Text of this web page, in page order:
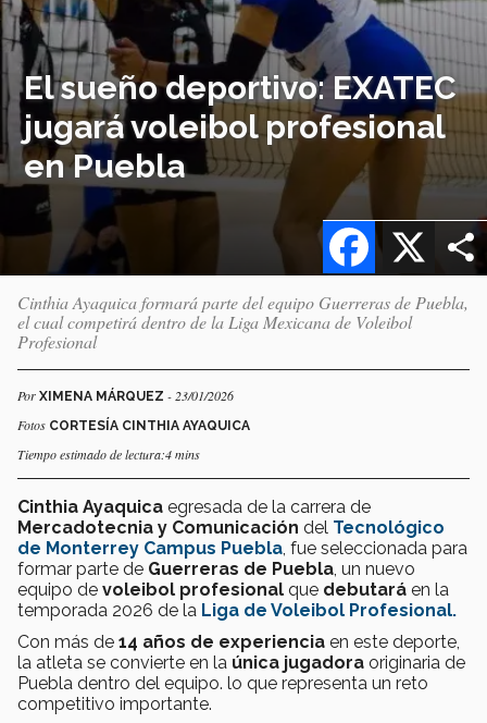
El sueño deportivo: EXATEC
jugará voleibol profesional
en Puebla
X
Facebook
Cinthia Ayaquica formará parte del equipo Guerreras de Puebla,
el cual competirá dentro de la Liga Mexicana de Voleibol
Profesional
Por XIMENA MÁRQUEZ - 23/01/2026
Fotos CORTESÍA CINTHIA AYAQUICA
Tiempo estimado de lectura:4 mins
Cinthia Ayaquica egresada de la carrera de
Mercadotecnia y Comunicación del Tecnológico
de Monterrey Campus Puebla , fue seleccionada para
formar parte de Guerreras de Puebla , un nuevo
equipo de voleibol profesional que debutará en la
temporada 2026 de la Liga de Voleibol Profesional.
Con más de 14 años de experiencia en este deporte,
la atleta se convierte en la única jugadora originaria de
Puebla dentro del equipo. lo que representa un reto
competitivo importante.